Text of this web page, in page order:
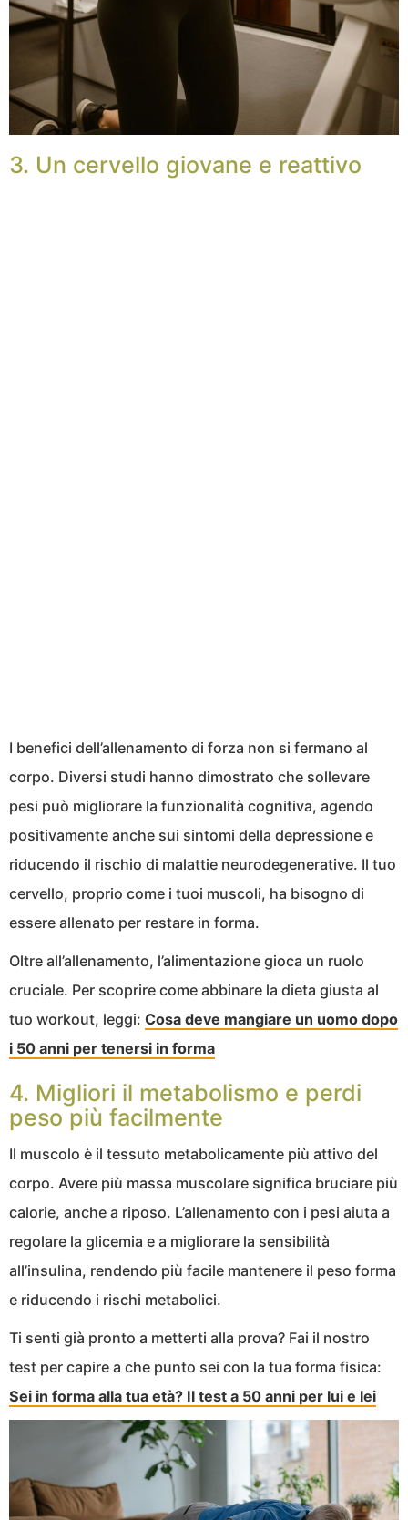
3. Un cervello giovane e reattivo
I benefici dell’allenamento di forza non si fermano al
corpo. Diversi studi hanno dimostrato che sollevare
pesi può migliorare la funzionalità cognitiva, agendo
positivamente anche sui sintomi della depressione e
riducendo il rischio di malattie neurodegenerative. Il tuo
cervello, proprio come i tuoi muscoli, ha bisogno di
essere allenato per restare in forma.
Oltre all’allenamento, l’alimentazione gioca un ruolo
cruciale. Per scoprire come abbinare la dieta giusta al
tuo workout, leggi: Cosa deve mangiare un uomo dopo
i 50 anni per tenersi in forma
4. Migliori il metabolismo e perdi
peso più facilmente
Il muscolo è il tessuto metabolicamente più attivo del
corpo. Avere più massa muscolare significa bruciare più
calorie, anche a riposo. L’allenamento con i pesi aiuta a
regolare la glicemia e a migliorare la sensibilità
all’insulina, rendendo più facile mantenere il peso forma
e riducendo i rischi metabolici.
Ti senti già pronto a metterti alla prova? Fai il nostro
test per capire a che punto sei con la tua forma fisica:
Sei in forma alla tua età? Il test a 50 anni per lui e lei